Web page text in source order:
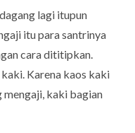
lagi itupun
itu para santrinya
cara dititipkan.
Karena kaos kaki
mengaji, kaki bagian